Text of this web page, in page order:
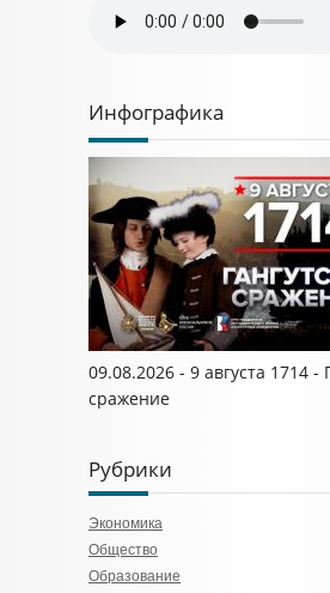
Инфографика
09.08.2026 - 9 августа 1714 -
сражение
Рубрики
Экономика
Общество
Образование